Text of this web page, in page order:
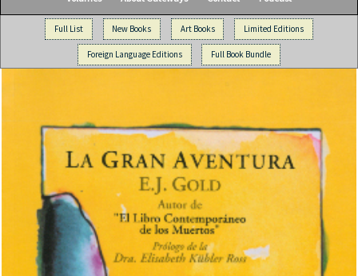
Full List New Books Art Books Limited Editions
Foreign Language Editions Full Book Bundle